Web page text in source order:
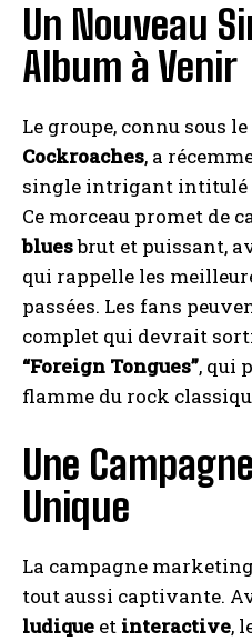
I
I've read and accept the
A LIRE : ▷ [RESEARCH]
stress chez les
Un Nouveau
Album à Venir
Le groupe, connu sous
Cockroaches, a
single intrigant intitulé
Ce morceau promet de
bluesbrut et puissant,
qui rappelle les
passées. Les fans
complet qui devrait
“Foreign Tongues”, qui
flamme du rock
Une
Unique
La campagne
tout aussi captivante.
ludique et interactive,